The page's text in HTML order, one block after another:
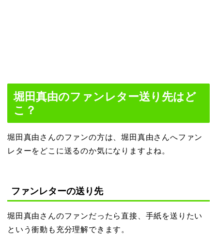
堀田真由のファンレター送り先はど
こ？
堀田真由さんのファンの方は、堀田真由さんへファン
レターをどこに送るのか気になりますよね。
ファンレターの送り先
堀田真由さんのファンだったら直接、手紙を送りたい
という衝動も充分理解できます。